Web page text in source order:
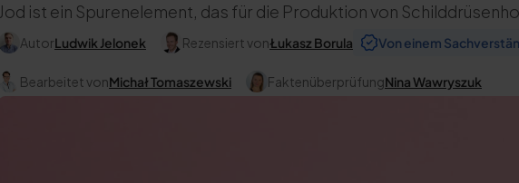
Jod ist ein Spurenelement, das für die Produktion von
AutorLudwik Jelonek Rezensiert vonŁukasz Borula Von einem
Bearbeitet vonMichał Tomaszewski FaktenüberprüfungNina Wawryszuk